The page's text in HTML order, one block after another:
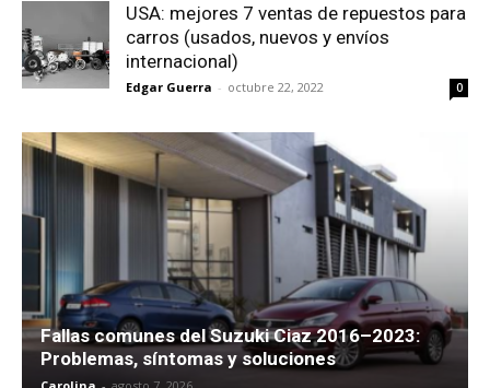
USA: mejores 7 ventas de repuestos para
carros (usados, nuevos y envíos
internacional)
Edgar Guerra - octubre 22, 2022 0
Fallas comunes del Suzuki Ciaz 2016–2023:
Problemas, síntomas y soluciones